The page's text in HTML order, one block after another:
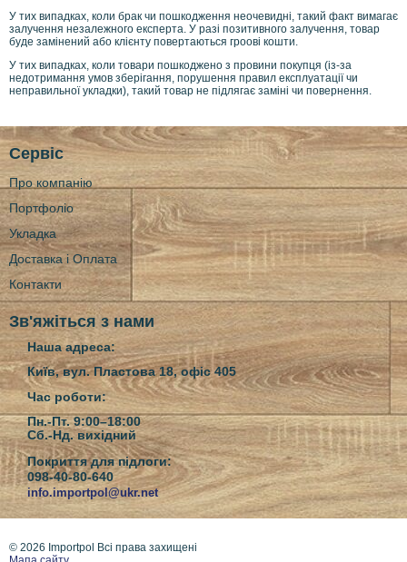
У тих випадках, коли брак чи пошкодження неочевидні, такий факт вимагає
залучення незалежного експерта. У разі позитивного залучення, товар
буде замінений або клієнту повертаються гроові кошти.
У тих випадках, коли товари пошкоджено з провини покупця (із-за
недотримання умов зберігання, порушення правил експлуатації чи
неправильної укладки), такий товар не підлягає заміні чи повернення.
Сервіс
Про компанію
Портфоліо
Укладка
Доставка і Оплата
Контакти
Зв'яжіться з нами
Наша адреса:
Київ, вул. Пластова 18, офіс 405
Час роботи:
Пн.-Пт. 9:00–18:00
Сб.-Нд.вихідний
Покриття для підлоги:
098-40-80-640
info.importpol@ukr.net
© 2026 Importpol Всі права захищені